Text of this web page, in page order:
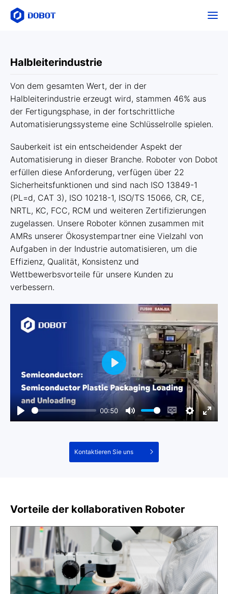
Halbleiterindustrie
Von dem gesamten Wert, der in der
Halbleiterindustrie erzeugt wird, stammen 46% aus
der Fertigungsphase, in der fortschrittliche
Automatisierungssysteme eine Schlüsselrolle spielen.
Sauberkeit ist ein entscheidender Aspekt der
Automatisierung in dieser Branche. Roboter von Dobot
erfüllen diese Anforderung, verfügen über 22
Sicherheitsfunktionen und sind nach ISO 13849-1
(PL=d, CAT 3), ISO 10218-1, ISO/TS 15066, CR, CE,
NRTL, KC, FCC, RCM und weiteren Zertifizierungen
zugelassen. Unsere Roboter können zusammen mit
AMRs unserer Ökosystempartner eine Vielzahl von
Aufgaben in der Industrie automatisieren, um die
Effizienz, Qualität, Konsistenz und
Wettbewerbsvorteile für unsere Kunden zu
verbessern.
00:50
Kontaktieren Sie uns
Vorteile der kollaborativen Roboter